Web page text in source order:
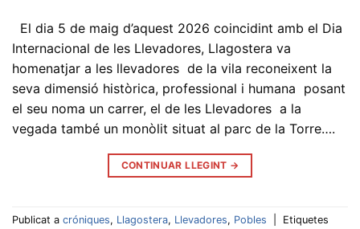
El dia 5 de maig d’aquest 2026 coincidint amb el Dia
Internacional de les Llevadores, Llagostera va
homenatjar a les llevadores de la vila reconeixent la
seva dimensió històrica, professional i humana posant
el seu noma un carrer, el de les Llevadores a la
vegada també un monòlit situat al parc de la Torre….
CONTINUAR LLEGINT →
Publicat a cróniques, Llagostera, Llevadores, Pobles
Etiquetes